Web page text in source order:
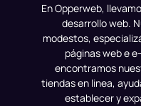
En Opperweb,
desarrollo web.
modestos,
páginas web e
encontramos
tiendas en linea,
establecer y